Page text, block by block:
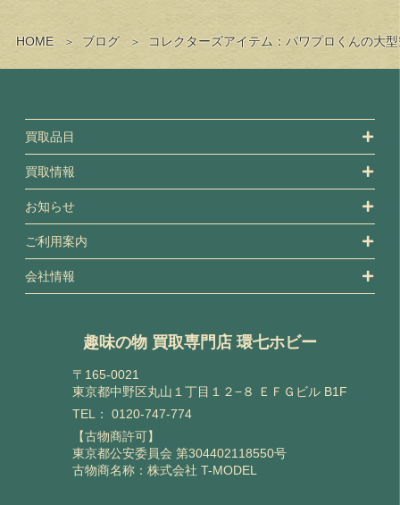
HOME ブログ コレクターズアイテム：パワプロくんの大
買取品目
買取情報
お知らせ
ご利用案内
会社情報
趣味の物 買取専門店 環七ホビー
〒165-0021
東京都中野区丸山１丁目１２−８ ＥＦＧビル B1F
TEL： 0120-747-774
【古物商許可】
東京都公安委員会 第304402118550号
古物商名称：株式会社 T-MODEL